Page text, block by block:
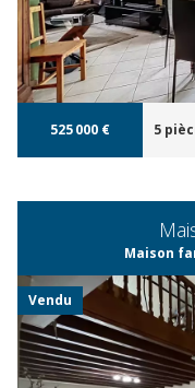
525 000 € 5
Maison
Vendu